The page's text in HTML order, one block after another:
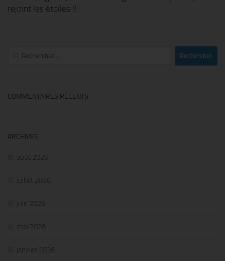
rejoint les étoiles !!
Rechercher :
COMMENTAIRES RÉCENTS
ARCHIVES
août 2026
juillet 2026
juin 2026
mai 2026
janvier 2026